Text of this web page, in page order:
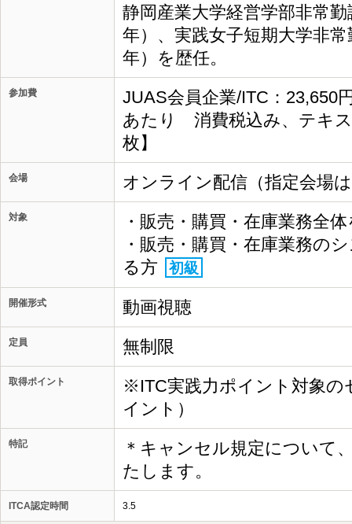
静岡産業大学経営学部非常
年）、実践女子短期大学非
年）を歴任。
参加費
JUAS会員企業/ITC：23,650
あたり 消費税込み、テキ
枚】
会場 オンライン配信（指定会場
対象
・販売・購買・在庫業務全
・販売・購買・在庫業務の
る方
初級
開催形式 動画視聴
定員 無制限
取得ポイント
※ITC実践力ポイント対象の
イント）
特記
＊キャンセル規定について
たします。
ITCA認定時間 3.5